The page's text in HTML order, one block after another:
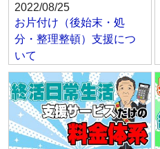
2022/08/25
お片付け（後始末・処
分・整理整頓）支援につ
いて